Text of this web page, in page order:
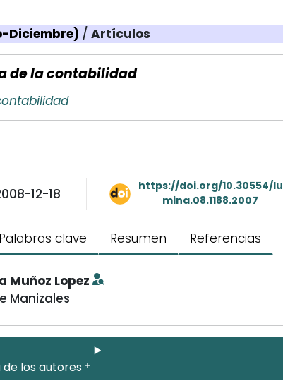
Diciembre) / Artículos
de la contabilidad
12-18
https://doi.org/10.30554/lu
mina.08.1188.2007
Palabras clave Resumen Referencias
Muñoz Lopez
Manizales
los autores